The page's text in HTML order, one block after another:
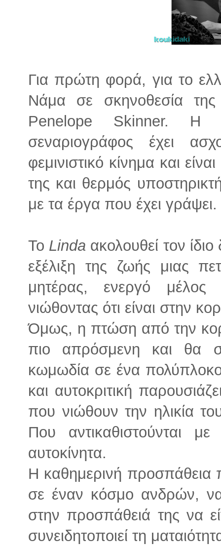
Για πρώτη φορά, για το
Νάμα σε σκηνοθεσία
Penelope Skinner. Η
σεναριογράφος έχει
φεμινιστικό κίνημα και
της και θερμός
με τα έργα που έχει γράψει.
Το Linda ακολουθεί τον
εξέλιξη της ζωής μιας
μητέρας, ενεργό μέλος
νιώθοντας ότι είναι στην
Όμως, η πτώση από την
πιο απρόσμενη και θα
κωμωδία σε ένα
και αυτοκριτική
που νιώθουν την ηλικία
Που αντικαθιστούνται
αυτοκίνητα.
Η καθημερινή προσπάθεια
σε έναν κόσμο ανδρών, να
στην προσπάθειά της να
συνειδητοποιεί τη